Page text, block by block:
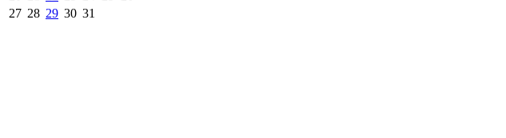
27 28 29 30 31